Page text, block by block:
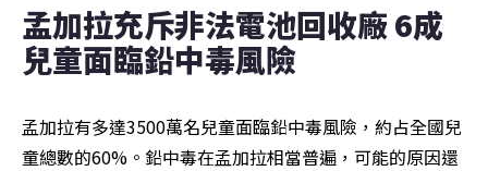
孟加拉充斥非法電池回收廠 6成
兒童面臨鉛中毒風險
孟加拉有多達3500萬名兒童面臨鉛中毒風險，約占全國兒
童總數的60%。鉛中毒在孟加拉相當普遍，可能的原因還